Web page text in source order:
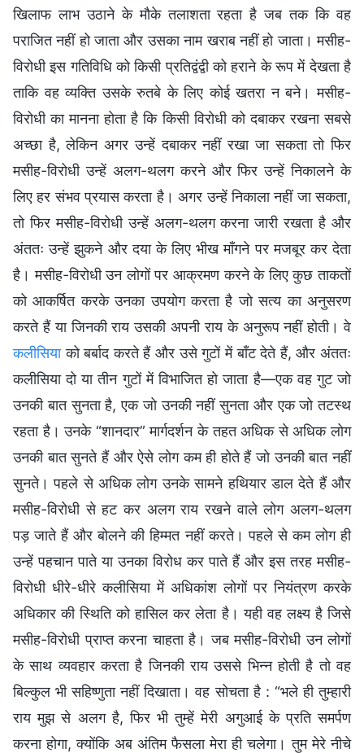
खिलाफ लाभ उठाने के मौके तलाशता रहता है जब तक कि वह
पराजित नहीं हो जाता और उसका नाम खराब नहीं हो जाता। मसीह-
विरोधी इस गतिविधि को किसी प्रतिद्वंद्वी को हराने के रूप में देखता है
ताकि वह व्यक्ति उसके रुतबे के लिए कोई खतरा न बने। मसीह-
विरोधी का मानना होता है कि किसी विरोधी को दबाकर रखना सबसे
अच्छा है, लेकिन अगर उन्हें दबाकर नहीं रखा जा सकता तो फिर
मसीह-विरोधी उन्हें अलग-थलग करने और फिर उन्हें निकालने के
लिए हर संभव प्रयास करता है। अगर उन्हें निकाला नहीं जा सकता,
तो फिर मसीह-विरोधी उन्हें अलग-थलग करना जारी रखता है और
अंततः उन्हें झुकने और दया के लिए भीख माँगने पर मजबूर कर देता
है। मसीह-विरोधी उन लोगों पर आक्रमण करने के लिए कुछ ताकतों
को आकर्षित करके उनका उपयोग करता है जो सत्य का अनुसरण
करते हैं या जिनकी राय उसकी अपनी राय के अनुरूप नहीं होती। वे
कलीसियाको बर्बाद करते हैं और उसे गुटों में बाँट देते हैं, और अंततः
कलीसिया दो या तीन गुटों में विभाजित हो जाता है—एक वह गुट जो
उनकी बात सुनता है, एक जो उनकी नहीं सुनता और एक जो तटस्थ
रहता है। उनके “शानदार” मार्गदर्शन के तहत अधिक से अधिक लोग
उनकी बात सुनते हैं और ऐसे लोग कम ही होते हैं जो उनकी बात नहीं
सुनते। पहले से अधिक लोग उनके सामने हथियार डाल देते हैं और
मसीह-विरोधी से हट कर अलग राय रखने वाले लोग अलग-थलग
पड़ जाते हैं और बोलने की हिम्मत नहीं करते। पहले से कम लोग ही
उन्हें पहचान पाते या उनका विरोध कर पाते हैं और इस तरह मसीह-
विरोधी धीरे-धीरे कलीसिया में अधिकांश लोगों पर नियंत्रण करके
अधिकार की स्थिति को हासिल कर लेता है। यही वह लक्ष्य है जिसे
मसीह-विरोधी प्राप्त करना चाहता है। जब मसीह-विरोधी उन लोगों
के साथ व्यवहार करता है जिनकी राय उससे भिन्न होती है तो वह
बिल्कुल भी सहिष्णुता नहीं दिखाता। वह सोचता है : “भले ही तुम्हारी
राय मुझ से अलग है, फिर भी तुम्हें मेरी अगुआई के प्रति समर्पण
करना होगा, क्योंकि अब अंतिम फैसला मेरा ही चलेगा। तुम मेरे नीचे